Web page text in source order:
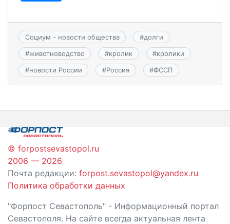
Социум - новости общества #долги
#животноводство #кролик #кролики
#новости России #Россия #ФССП
© forpostsevastopol.ru
2006 — 2026
Почта редакции: forpost.sevastopol@yandex.ru
Политика обработки данных
"Форпост Севастополь" - Информационный портал
Севастополя. На сайте всегда актуальная лента